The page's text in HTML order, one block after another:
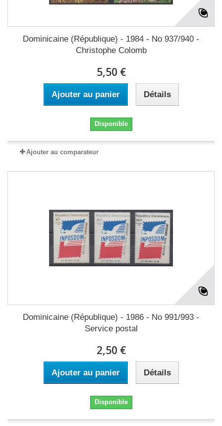
Dominicaine (République) - 1984 - No 937/940 -
Christophe Colomb
5,50 €
Ajouter au panier Détails
Disponible
Ajouter au comparateur
Dominicaine (République) - 1986 - No 991/993 -
Service postal
2,50 €
Ajouter au panier Détails
Disponible